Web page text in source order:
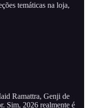
temáticas na loja,
Ramattra, Genji de
Sim, 2026 realmente é